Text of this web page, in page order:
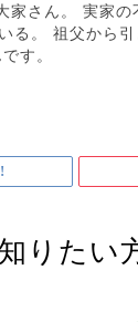
家さん。 実家
る。 祖父から
す。
りたい